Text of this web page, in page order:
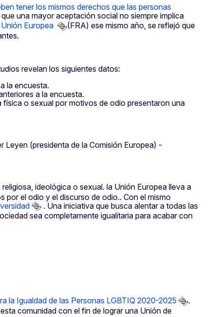
tener los mismos derechos que las personas
una mayor aceptación social no siempre implica
Europea
(FRA) ese mismo año, se reflejó que
revelan los siguientes datos:
la encuesta.
a la encuesta.
o sexual por motivos de odio presentaron una
Leyen (presidenta de la Comisión Europea) -
ideológica o sexual. la Unión Europea lleva a
por el odio y el discurso de odio.. Con el mismo
. Una iniciativa que busca alentar a todas las
sea completamente igualitaria para acabar con
la Igualdad de las Personas LGBTIQ 2020-2025
.
comunidad con el fin de lograr una Unión de